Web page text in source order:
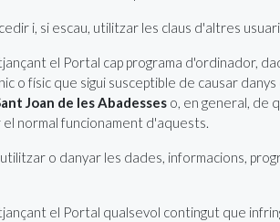
i, si escau, utilitzar les claus d'altres
el Portal cap programa d'ordinador,
o físic que sigui susceptible de causar
Joan de les Abadesses o, en general, de
normal funcionament d'aquests.
o danyar les dades, informacions,
el Portal qualsevol contingut que